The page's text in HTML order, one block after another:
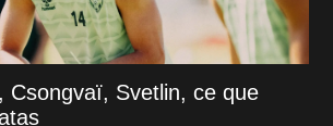
Csongvaï, Svetlin, ce que